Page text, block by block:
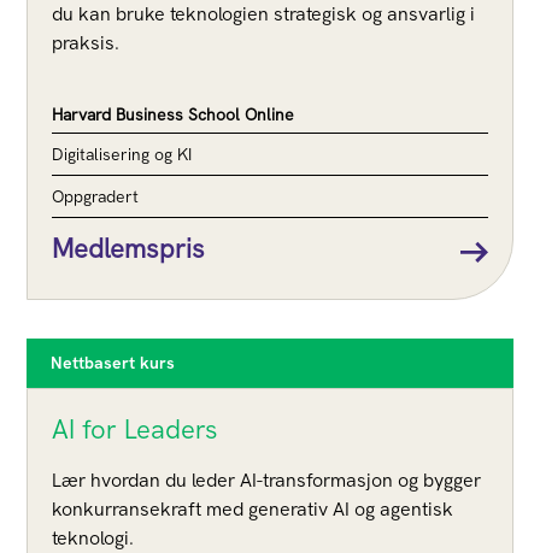
du kan bruke teknologien strategisk og ansvarlig i
praksis.
Harvard Business School Online
Digitalisering og KI
Oppgradert
Medlemspris
Nettbasert kurs
AI for Leaders
Lær hvordan du leder AI-transformasjon og bygger
konkurransekraft med generativ AI og agentisk
teknologi.